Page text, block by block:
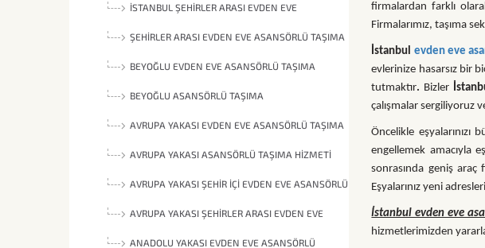
firmalardan farklı
Firmalarımız, taşıma
İstanbul evden eve
evlerinize hasarsız bir
tutmaktır. Bizler
çalışmalar sergiliyoruz
Öncelikle eşyalarınızı
engellemek amacıyla
sonrasında geniş
Eşyalarınız yeni
İstanbul evden eve
hizmetlerimizden
İSTANBUL ŞEHIRLER ARASI EVDEN EVE
ASANSÖRLÜ TAŞIMA
ŞEHIRLER ARASI EVDEN EVE ASANSÖRLÜ TAŞIMA
İSTANBULBEYOĞLU EVDEN EVE ASANSÖRLÜ TAŞIMA
BEYOĞLU ASANSÖRLÜ TAŞIMA
AVRUPA YAKASI EVDEN EVE ASANSÖRLÜ TAŞIMA
AVRUPA YAKASI ASANSÖRLÜ TAŞIMA HIZMETI
AVRUPA YAKASI ŞEHIR İÇI EVDEN EVE ASANSÖRLÜ
TAŞIMA AVRUPA YAKASI ŞEHIRLER ARASI EVDEN EVE
ASANSÖRLÜ TAŞIMA
ANADOLU YAKASI EVDEN EVE ASANSÖRLÜ